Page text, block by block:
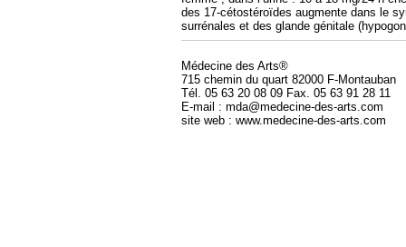
des 17-cétostéroïdes augmente dans le
surrénales et des glande génitale
Médecine des Arts®
715 chemin du quart 82000 F-Montauban
Tél. 05 63 20 08 09 Fax. 05 63 91 28 11
E-mail : mda@medecine-des-arts.com
site web : www.medecine-des-arts.com